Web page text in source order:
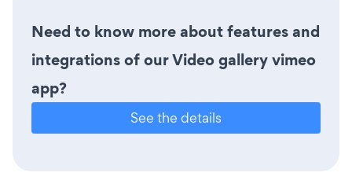
Need to know more about features and
integrations of our Video gallery vimeo
app?
See the details